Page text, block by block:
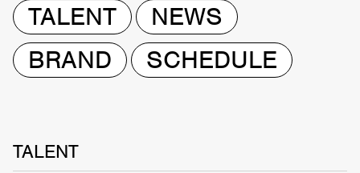
TALENT
NEWS
BRAND
SCHEDULE
TALENT